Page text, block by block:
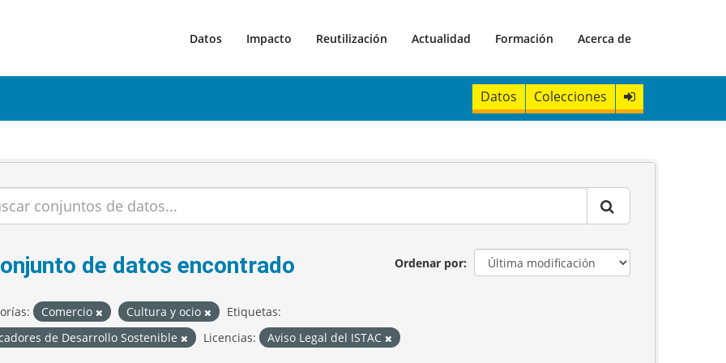
Datos Impacto Reutilización Actualidad Formación Acerca de
Datos Colecciones
Ordenar por
de datos encontrado
Comercio Cultura y ocio
Etiquetas:
de Desarrollo Sostenible
Licencias: Aviso Legal del ISTAC